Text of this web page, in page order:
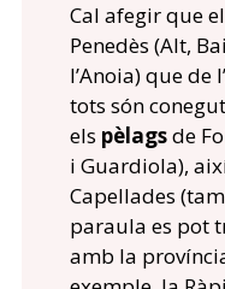
Cal afegir que
Penedès (Alt,
l’Anoia) que de
tots són
els pèlagsde
i Guardiola),
Capellades
paraula es pot
amb la